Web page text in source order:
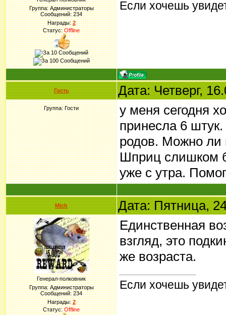
Группа: Администраторы
Сообщений:234
Награды:2
Статус:Offline
Если хочешь
Гость Дата: Четверг,
Группа: Гости
у меня сегодня
принесла 6
родов. Можно ли
Шприц слишком
уже с утра.
Mich Дата: Пятница,
Генерал-полковник
Группа: Администраторы
Сообщений:234
Награды:2
Статус:Offline
Единственная
взгляд, это
же возраста.
Если хочешь